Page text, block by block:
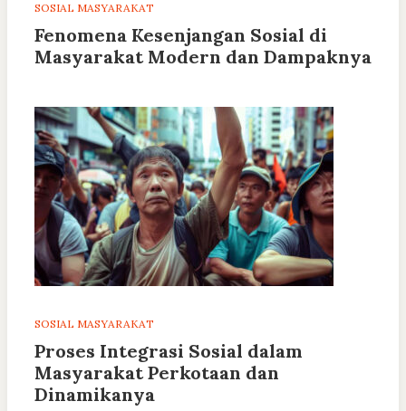
SOSIAL MASYARAKAT
Fenomena Kesenjangan Sosial di
Masyarakat Modern dan Dampaknya
SOSIAL MASYARAKAT
Proses Integrasi Sosial dalam
Masyarakat Perkotaan dan
Dinamikanya